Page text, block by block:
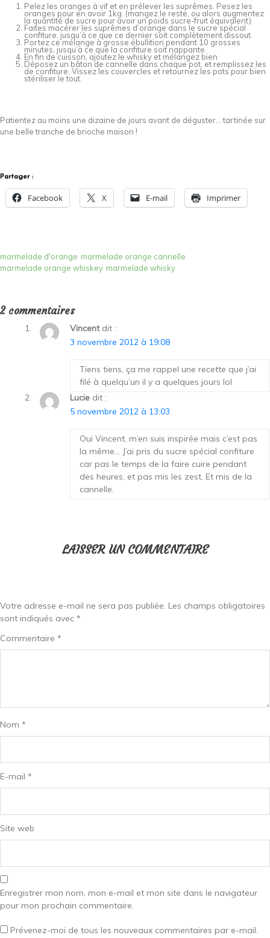
Pelez les oranges à vif et en prélever les suprêmes. Pesez les
oranges pour en avoir 1kg. (mangez le reste, ou alors augmentez
la quantité de sucre pour avoir un poids sucre-fruit équivalent)
Faites macérer les suprêmes d’orange dans le sucre spécial
confiture, jusqu’à ce que ce dernier soit complètement dissout.
Portez ce mélange à grosse ébullition pendant 10 grosses
minutes, jusqu’à ce que la confiture soit nappante.
En fin de cuisson, ajoutez le whisky et mélangez bien
Déposez un bâton de cannelle dans chaque pot, et remplissez les
de confiture. Vissez les couvercles et retournez les pots pour bien
stériliser le tout.
Patientez au moins une dizaine de jours avant de déguster… tartinée sur
une belle tranche de brioche maison !
Partager :
Facebook X E-mail Imprimer
marmelade d'orange marmelade orange cannelle
marmelade orange whiskey marmelade whisky
2 commentaires
Vincent dit :
3 novembre 2012 à 19:08
Tiens tiens, ça me rappel une recette que j’ai
filé à quelqu’un il y a quelques jours lol
Lucie dit :
5 novembre 2012 à 13:03
Oui Vincent, m’en suis inspirée mais c’est pas
la même… J’ai pris du sucre spécial confiture
car pas le temps de la faire cuire pendant
des heures, et pas mis les zest. Et mis de la
cannelle.
LAISSER UN COMMENTAIRE
Votre adresse e-mail ne sera pas publiée. Les champs obligatoires
sont indiqués avec *
Commentaire *
Nom *
E-mail *
Site web
Enregistrer mon nom, mon e-mail et mon site dans le navigateur
pour mon prochain commentaire.
Prévenez-moi de tous les nouveaux commentaires par e-mail.